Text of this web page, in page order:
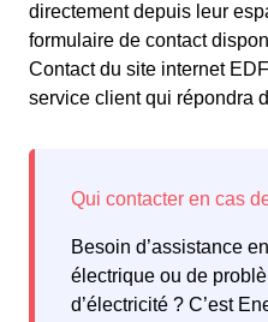
directement depuis leur
formulaire de contact
Contact du site internet
service client qui répondra
Besoin d’assistance
électrique ou de
d’électricité ? C’est